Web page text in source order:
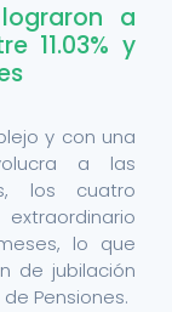
a
11.03% y
y con una
a las
los cuatro
lo que
de jubilación
Pensiones.